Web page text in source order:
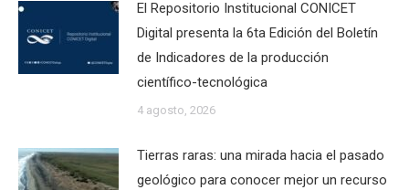
El Repositorio Institucional CONICET
Digital presenta la 6ta Edición del Boletín
de Indicadores de la producción
científico-tecnológica
4 agosto, 2026
Tierras raras: una mirada hacia el pasado
geológico para conocer mejor un recurso